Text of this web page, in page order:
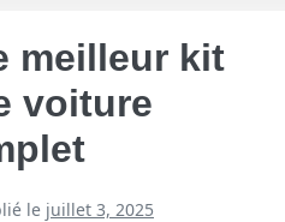
meilleur kit
voiture
le juillet 3, 2025